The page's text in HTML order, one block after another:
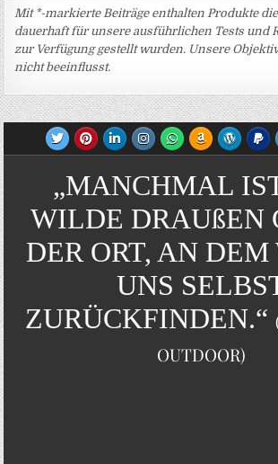
Mit *-markierte Beiträge enthalten Produkte
dauerhaft für unsere ausführlichen Tests und
zur Verfügung gestellt wurden. Unsere
nicht beeinflusst.
„MANCHMAL
WILDE DRAUßEN
DER ORT, AN
UNS
ZURÜCKFINDEN.“
OUTDOOR)